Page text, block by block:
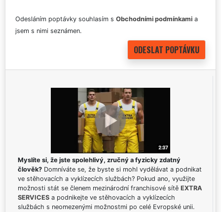
Odesláním poptávky souhlasím s Obchodními podmínkami a
jsem s nimi seznámen.
Myslíte si, že jste spolehlivý, zručný a fyzicky zdatný
člověk? Domníváte se, že byste si mohl vydělávat a podnikat
ve stěhovacích a vyklízecích službách? Pokud ano, využijte
možnosti stát se členem mezinárodní franchisové sítě EXTRA
SERVICES a podnikejte ve stěhovacích a vyklízecích
službách s neomezenými možnostmi po celé Evropské unii.